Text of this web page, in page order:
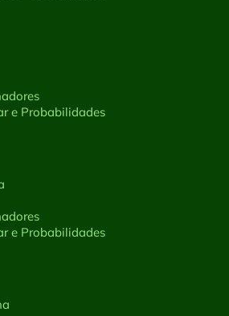
e Probabilidades
e Probabilidades